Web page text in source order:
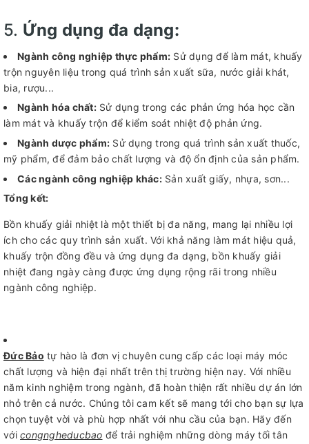
5. Ứng dụng đa dạng:
Ngành công nghiệp thực phẩm: Sử dụng để làm mát, khuấy
trộn nguyên liệu trong quá trình sản xuất sữa, nước giải khát,
bia, rượu...
Ngành hóa chất:Sử dụng trong các phản ứng hóa học cần
làm mát và khuấy trộn để kiểm soát nhiệt độ phản ứng.
Ngành dược phẩm: Sử dụng trong quá trình sản xuất thuốc,
mỹ phẩm, để đảm bảo chất lượng và độ ổn định của sản phẩm.
Các ngành công nghiệp khác:Sản xuất giấy, nhựa, sơn...
Tổng kết:
Bồn khuấy giải nhiệt là một thiết bị đa năng, mang lại nhiều lợi
ích cho các quy trình sản xuất. Với khả năng làm mát hiệu quả,
khuấy trộn đồng đều và ứng dụng đa dạng, bồn khuấy giải
nhiệt đang ngày càng được ứng dụng rộng rãi trong nhiều
ngành công nghiệp.
Đức Bảo tự hào là đơn vị chuyên cung cấp các loại máy móc
chất lượng và hiện đại nhất trên thị trường hiện nay. Với nhiều
năm kinh nghiệm trong ngành, đã hoàn thiện rất nhiều dự án lớn
nhỏ trên cả nước. Chúng tôi cam kết sẽ mang tới cho bạn sự lựa
chọn tuyệt vời và phù hợp nhất với nhu cầu của bạn. Hãy đến
với congngheducbao để trải nghiệm những dòng máy tối tân